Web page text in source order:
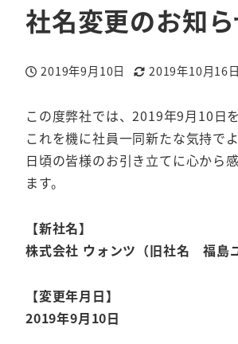
社名変更のお知
投稿日
2019年9月10日
更新日
2019年10月16日
この度弊社では、2019年9月10日
これを機に社員一同新たな気持で
日頃の皆様のお引き立てに心から
ます。
【新社名】
株式会社 ウォンツ（旧社名 福島
【変更年月日】
2019年9月10日